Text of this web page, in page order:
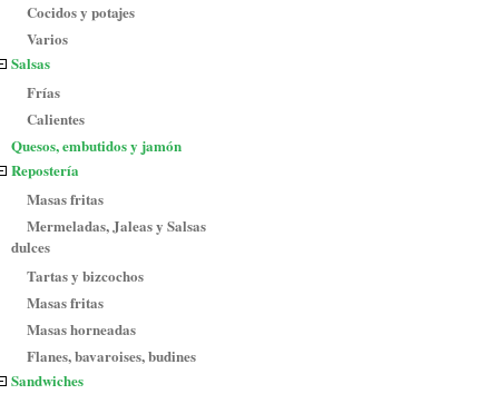
Cocidos y potajes
Varios
Salsas
Frías
Calientes
Quesos, embutidos y jamón
Repostería
Masas fritas
Mermeladas, Jaleas y Salsas
dulces
Tartas y bizcochos
Masas fritas
Masas horneadas
Flanes, bavaroises, budines
Sandwiches